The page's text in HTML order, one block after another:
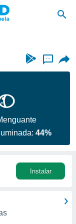
...
Iluminada:44%
Instalar